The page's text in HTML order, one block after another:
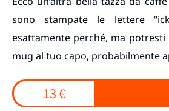
sono stampate le lettere
esattamente perché, ma
mug al tuo capo, probabilmente
13 €